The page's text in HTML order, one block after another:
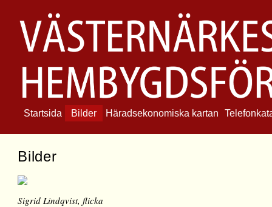
Startsida Bilder Häradsekonomiska kartan
Bilder
Sigrid Lindqvist, flicka